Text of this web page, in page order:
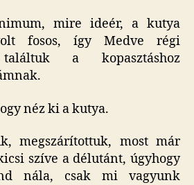
mire ideér, a kutya
fosos, így Medve régi
találtuk a kopasztáshoz
néz ki a kutya.
megszárítottuk, most már
szíve a délutánt, úgyhogy
nála, csak mi vagyunk